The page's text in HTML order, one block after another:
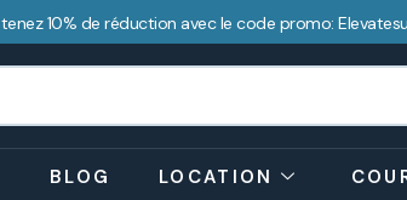
10% de réduction avec le code promo:
BLOG LOCATION